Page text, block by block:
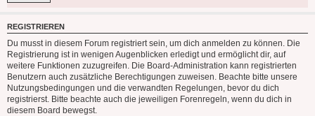
REGISTRIEREN
Du musst in diesem Forum registriert sein, um dich anmelden zu können. Die
Registrierung ist in wenigen Augenblicken erledigt und ermöglicht dir, auf
weitere Funktionen zuzugreifen. Die Board-Administration kann registrierten
Benutzern auch zusätzliche Berechtigungen zuweisen. Beachte bitte unsere
Nutzungsbedingungen und die verwandten Regelungen, bevor du dich
registrierst. Bitte beachte auch die jeweiligen Forenregeln, wenn du dich in
diesem Board bewegst.